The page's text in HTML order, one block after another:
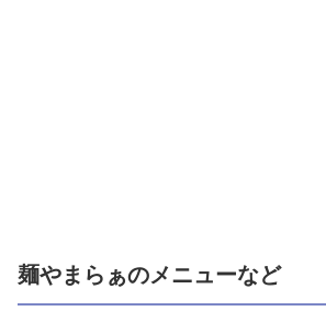
麺やまらぁのメニューなど